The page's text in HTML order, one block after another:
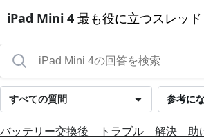
iPad Mini 4 最も役に立つスレッド
参考に
すべての質問
バッテリー交換後 トラブル 解決 助